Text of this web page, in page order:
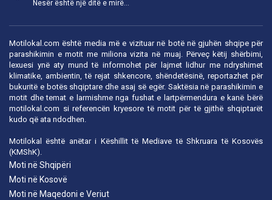
Nesër është një ditë e mirë...
Motilokal.com është media më e vizituar në botë në gjuhën shqipe për
parashikimin e motit me miliona vizita në muaj. Përveç këtij shërbimi,
lexuesi ynë aty mund të informohet për lajmet lidhur me ndryshimet
klimatike, ambientin, të rejat shkencore, shëndetësinë, reportazhet për
bukuritë e botës shqiptare dhe asaj së egër. Saktësia në parashikimin e
motit dhe temat e larmishme nga fushat e lartpërmendura e kanë bërë
motilokal.com si referencën kryesore të motit për të gjithë shqiptarët
kudo që ata ndodhen.
Motilokal është anëtar i Këshillit të Mediave të Shkruara të Kosovës
(KMShK).
Moti në Shqipëri
Moti në Kosovë
Moti në Maqedoni e Veriut